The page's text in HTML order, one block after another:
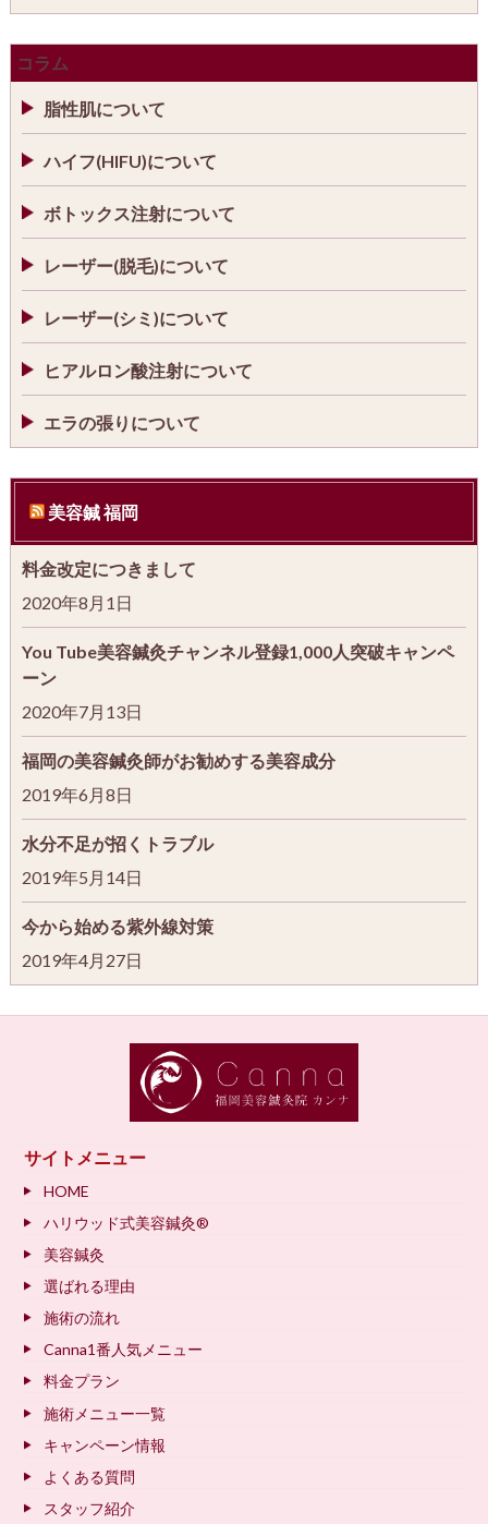
コラム
脂性肌について
ハイフ(HIFU)について
ボトックス注射について
レーザー(脱毛)について
レーザー(シミ)について
ヒアルロン酸注射について
エラの張りについて
美容鍼 福岡
料金改定につきまして
2020年8月1日
You Tube美容鍼灸チャンネル登録1,000人突破キャンペ
ーン
2020年7月13日
福岡の美容鍼灸師がお勧めする美容成分
2019年6月8日
水分不足が招くトラブル
2019年5月14日
今から始める紫外線対策
2019年4月27日
サイトメニュー
HOME
ハリウッド式美容鍼灸®
美容鍼灸
選ばれる理由
施術の流れ
Canna1番人気メニュー
料金プラン
施術メニュー一覧
キャンペーン情報
よくある質問
スタッフ紹介